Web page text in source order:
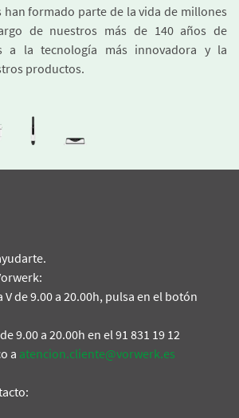
formado parte de la vida de millones
de nuestros más de 140 años de
a la tecnología más innovadora y la
productos.
V de 9.00 a 20.00h, pulsa en el botón
9.00 a 20.00h en el 91 831 19 12
a atencion.cliente@vorwerk.es